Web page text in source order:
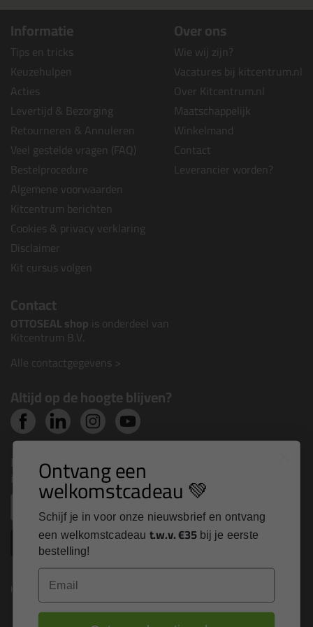
Informatie
Tips en tricks
Keuzehulpen
Acties
Levertijd & Bezorging
Retourneren & Annuleren
Veel gestelde vragen (FAQ)
Bestelprocedure
Algemene voorwaarden
Kitcentrum berichten
Cookies & privacy verklaring
Disclaimer
Kit cursus volgen
Over ons
Wie wij zijn?
Vacatures bij kitcentrum.nl
Over Kitcentrum.nl
Maatschappelijk
Winkelmand
Contact
Leverancier worden?
Contact
OTTOSEAL shop is onderdeel van
Kitcentrum B.V.
Alle contactgegevens >
Altijd op de hoogte blijven?
Nieuws, tips en exclusieve deals rechtstreeks in je
inbox
Inschrijven
Kitcentrum is trots op:
Ontvang een
welkomstcadeau 💚
Schijf je in voor onze nieuwsbrief en ontvang
een welkomstcadeau t.w.v. €35 bij je eerste
bestelling!
Email